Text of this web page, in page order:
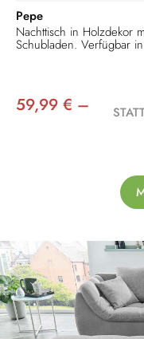
Pepe
Nachttisch in Holzdekor
Schubladen. Verfügbar
59,99 € –